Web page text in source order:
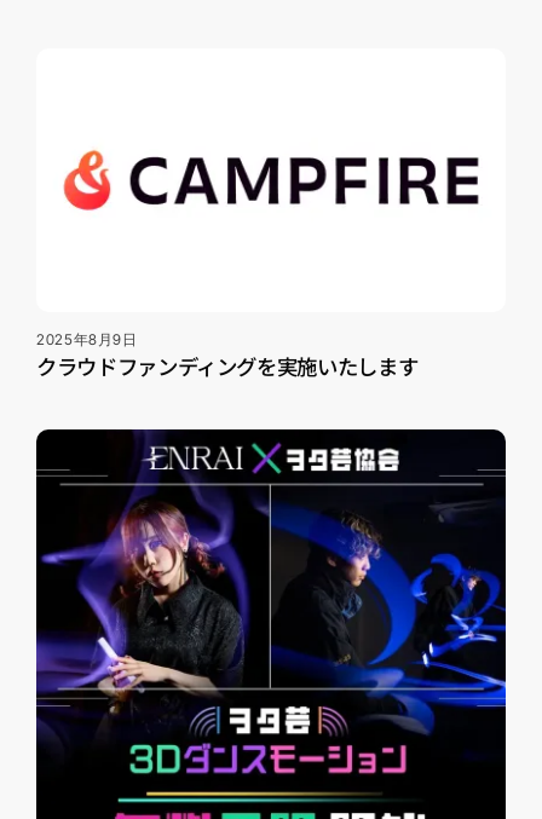
2025年8月9日
クラウドファンディングを実施いたします